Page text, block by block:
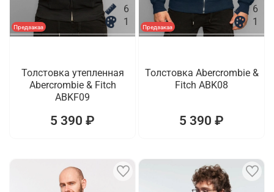
Предзаказ
6
1
Толстовка утепленная
Abercrombie & Fitch
ABKF09
5 390 ₽
Предзаказ
6
1
Толстовка Abercrombie &
Fitch ABK08
5 390 ₽